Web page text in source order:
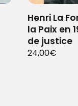
Henri La
la Paix en
de justice
24,00€